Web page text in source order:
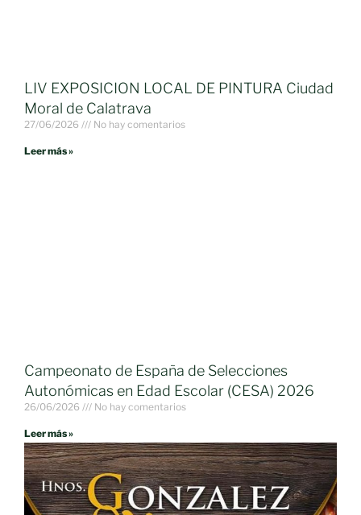
LIV EXPOSICION LOCAL DE PINTURA Ciudad
Moral de Calatrava
27/06/2026 No hay comentarios
Leer más »
Campeonato de España de Selecciones
Autonómicas en Edad Escolar (CESA) 2026
26/06/2026 No hay comentarios
Leer más »